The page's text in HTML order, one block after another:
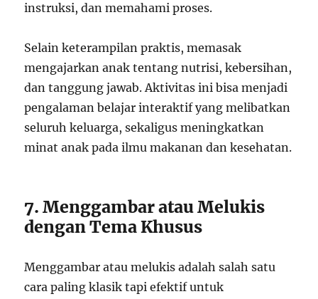
instruksi, dan memahami proses.
Selain keterampilan praktis, memasak
mengajarkan anak tentang nutrisi, kebersihan,
dan tanggung jawab. Aktivitas ini bisa menjadi
pengalaman belajar interaktif yang melibatkan
seluruh keluarga, sekaligus meningkatkan
minat anak pada ilmu makanan dan kesehatan.
7. Menggambar atau Melukis
dengan Tema Khusus
Menggambar atau melukis adalah salah satu
cara paling klasik tapi efektif untuk